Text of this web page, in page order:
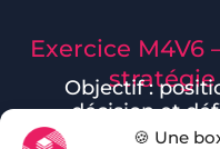
🍪 Une
Exercice M4V6
stratégie
Objectif :
décision et